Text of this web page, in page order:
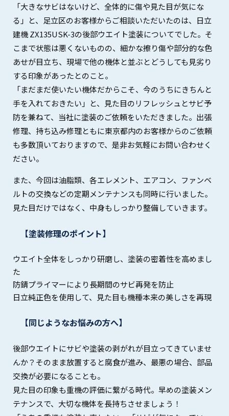
「大きなサビはないけど、全体的に傷や見た目が気にな
る」と、足立区のお客様からご相談いただいたのは、日立
建機 ZX135USK-3の後部ウエイト塗装についてでした。そ
こまで状態は悪くないものの、細かな擦り傷や部分的な色
あせが目立ち、現場で他の機体と並ぶとどうしても見劣り
する印象があったとのこと。
「まだまだ使いたい機体だからこそ、今のうちにきちんと
手を入れておきたい」と、見た目のリフレッシュとサビ予
防を兼ねて、当社に塗装のご依頼をいただきました。出張
修理、持ち込み修理ともに東京都内のお客様からのご依頼
も多数頂いておりますので、是非お気軽にお問い合わせく
ださい。
また、今回は油脂類、各エレメント、エアコン、ファンベ
ルトの交換などの定期メンテナンスも同時に行いました。
見た目だけではなく、中身もしっかり整備していきます。
【塗装修理のポイント】
ウエイト全体をしっかり研磨し、塗装の密着性を高めまし
た
防錆プライマーにより長期間のサビ再発を防止
日立純正色を使用して、見た目も機種本来の美しさを再現
【同じようなお悩みの方へ】
後部ウエイトにサビや塗装の剥がれが目立ってきていませ
んか？そのまま放置すると腐食が進み、最悪の場合、部品
交換が必要になることも。
見た目の印象も重機の評価に繋がる時代。早めの塗装メン
テナンスで、大切な機体を長持ちさせましょう！